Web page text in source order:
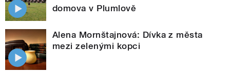
domova v Plumlově
Alena Mornštajnová: Dívka z města
mezi zelenými kopci